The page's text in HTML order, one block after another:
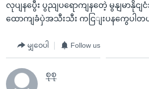
လုပျနပွေီး ပွညျပရောကျနတေဲ့ မွနျမာနိုင
ထောကျခံပှဲအသီးသီး ကငြျးပနကွေပါတ
မျှဝေပါ Follow us
စုစု